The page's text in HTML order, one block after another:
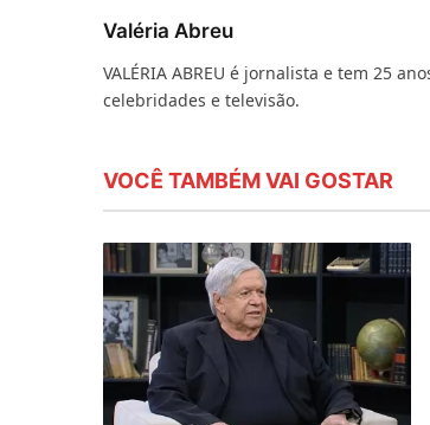
Valéria Abreu
VALÉRIA ABREU é jornalista e tem 25
celebridades e televisão.
VOCÊ TAMBÉM VAI GOSTAR